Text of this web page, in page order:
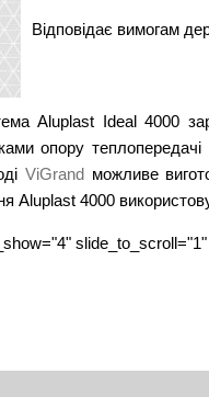
Відповідає вимогам
Aluplast Ideal 4000
опору
ViGrandможливе
Aluplast 4000